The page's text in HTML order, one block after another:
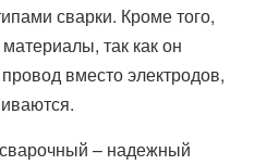
сварки. Кроме того,
так как он
вместо электродов,
– надежный